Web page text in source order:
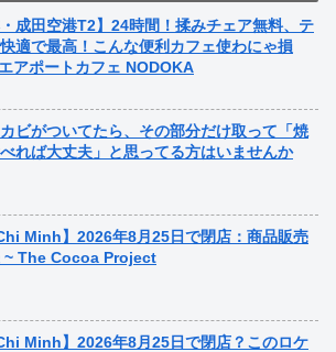
・成田空港T2】24時間！揉みチェア無料、テ
適で最高！こんな便利カフェ使わにゃ損
アポートカフェ NODOKA
ビがついてたら、その部分だけ取って「焼
れば大丈夫」と思ってる方はいませんか
Minh】2026年8月25日で閉店：商品販売
~ The Cocoa Project
Minh】2026年8月25日で閉店？このロケ